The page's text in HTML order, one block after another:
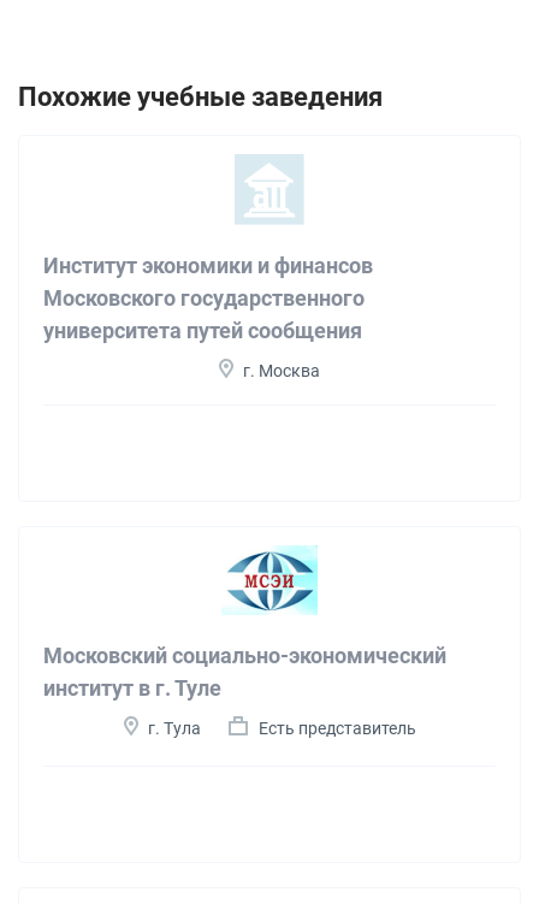
Похожие учебные заведения
Институт экономики и финансов
Московского государственного
университета путей сообщения
г. Москва
Московский социально-экономический
институт в г. Туле
г. Тула Есть представитель